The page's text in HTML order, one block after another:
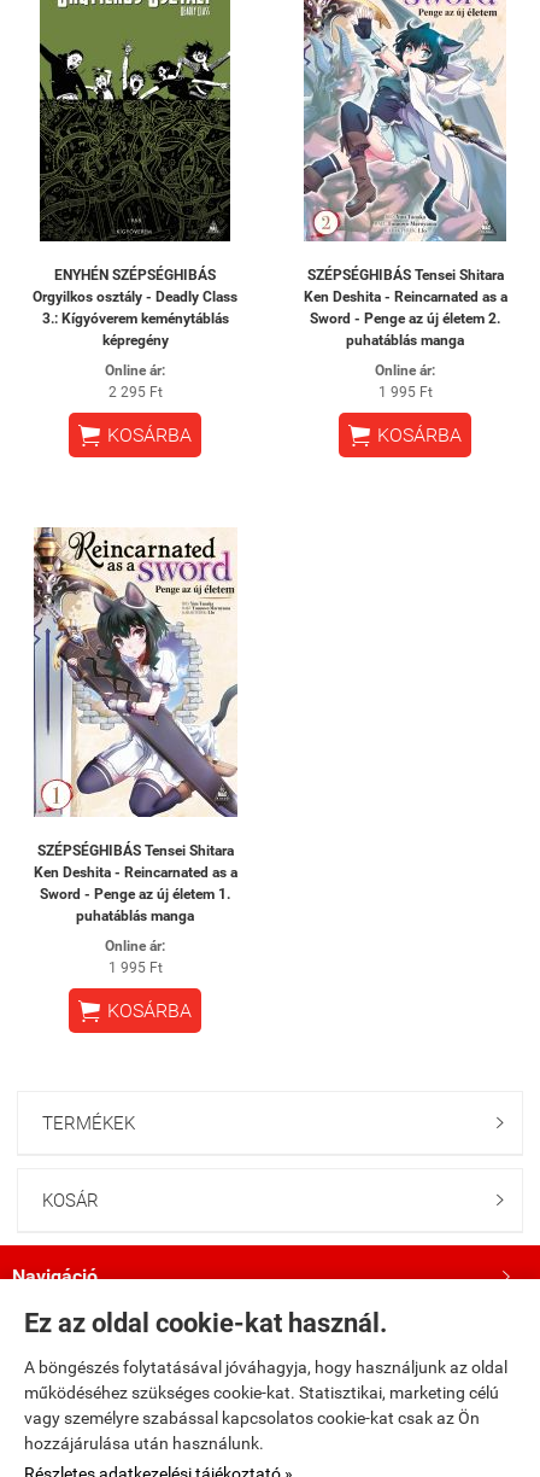
Ez az oldal cookie-kat használ.
A böngészés folytatásával jóváhagyja, hogy használjunk az oldal
működéséhez szükséges cookie-kat. Statisztikai, marketing célú
vagy személyre szabással kapcsolatos cookie-kat csak az Ön
hozzájárulása után használunk.
ENYHÉN SZÉPSÉGHIBÁS
Orgyilkos osztály - Deadly Class
3.: Kígyóverem keménytáblás
képregény
Online ár:
2 295 Ft
 KOSÁRBA
SZÉPSÉGHIBÁS Tensei Shitara
Ken Deshita - Reincarnated as a
Sword - Penge az új életem 2.
puhatáblás manga
Online ár:
1 995 Ft
 KOSÁRBA
SZÉPSÉGHIBÁS Tensei Shitara
Ken Deshita - Reincarnated as a
Sword - Penge az új életem 1.
puhatáblás manga
Online ár:
1 995 Ft
 KOSÁRBA
TERMÉKEK 
KOSÁR 
Navigáció 
Saját fiók
Bemutatkozás
Kövess minket a Facebookon!